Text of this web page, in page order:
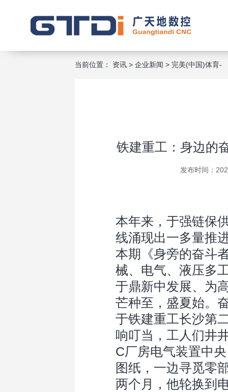
当前位置： 资讯> 企业新闻 > 完美(中国)体育-
铁建重工：身边的
发布时间：
本年来，于强链保
线涌现出一多量推
本期《身旁的奋斗
械、电气、液压多
于鼎新中发展、为
芒种至，盛夏始。
于铁建重工长沙第
响叮当，工人们井
C厂房电气装置中
图纸，一边寻觅零
两个月，他轮换到